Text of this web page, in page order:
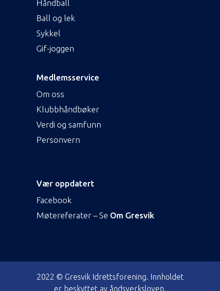
Håndball
Ball og lek
Sykkel
Gif-joggen
Medlemsservice
Om oss
Klubbhåndbøker
Verdi og samfunn
Personvern
Vær oppdatert
Facebook
Møtereferater – Se Om Gresvik
2022 © Gresvik Idrettsforening. Innholdet
er beskyttet av åndsverksloven.